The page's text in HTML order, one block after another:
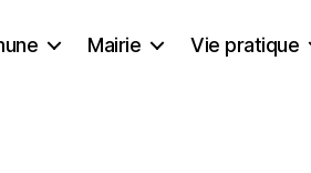
Mairie Vie pratique